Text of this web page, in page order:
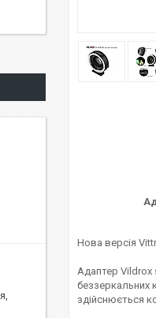
Нова версія
Адаптер Vildrox
беззеркальних
здійснюється